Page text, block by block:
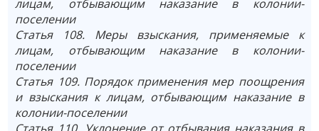
лицам, отбывающим наказание в колонии-
поселении
Статья 108. Меры взыскания, применяемые к
лицам, отбывающим наказание в колонии-
поселении
Статья 109. Порядок применения мер поощрения
и взыскания к лицам, отбывающим наказание в
колонии-поселении